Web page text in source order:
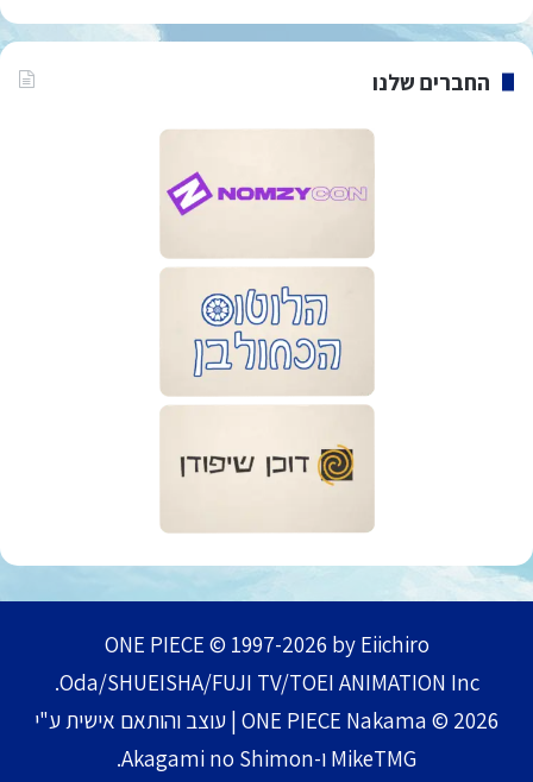
החברים שלנו
ONE PIECE © 1997-2026 by Eiichiro
Oda/SHUEISHA/FUJI TV/TOEI ANIMATION Inc.
ONE PIECE Nakama © 2026 | עוצב והותאם אישית ע"י
MikeTMG ו-Akagami no Shimon.